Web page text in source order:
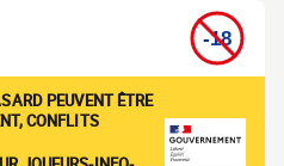
PEUVENT ÊTRE
CONFLITS